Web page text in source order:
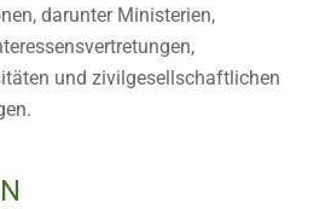
darunter Ministerien,
und zivilgesellschaftlichen